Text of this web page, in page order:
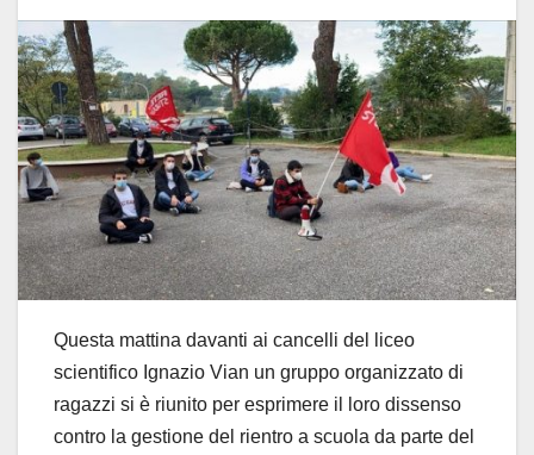
Questa mattina davanti ai cancelli del liceo
scientifico Ignazio Vian un gruppo organizzato di
ragazzi si è riunito per esprimere il loro dissenso
contro la gestione del rientro a scuola da parte del